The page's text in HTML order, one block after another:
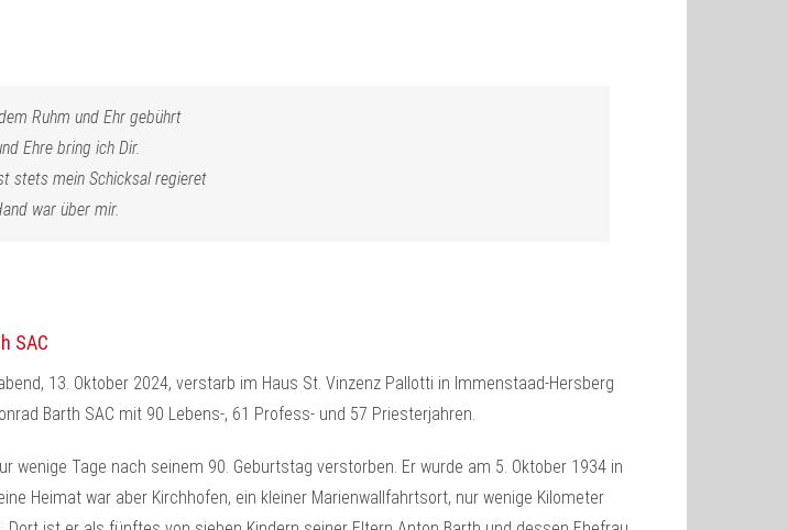
Ruhm und Ehr gebührt
Ehre bring ich Dir.
stets mein Schicksal regieret
war über mir.
SAC
13. Oktober 2024, verstarb im Haus St. Vinzenz Pallotti in Immenstaad-Hersberg
Barth SAC mit 90 Lebens-, 61 Profess- und 57 Priesterjahren.
wenige Tage nach seinem 90. Geburtstag verstorben. Er wurde am 5. Oktober 1934 in
Heimat war aber Kirchhofen, ein kleiner Marienwallfahrtsort, nur wenige Kilometer